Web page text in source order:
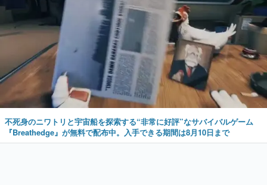
不死身のニワトリと宇宙船を探索する“非常に好評”なサバイバルゲーム
『Breathedge』が無料で配布中。入手できる期間は8月10日まで